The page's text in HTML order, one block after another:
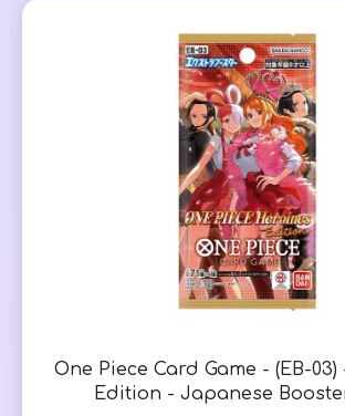
One Piece Card Game - (EB-
Edition - Japanese